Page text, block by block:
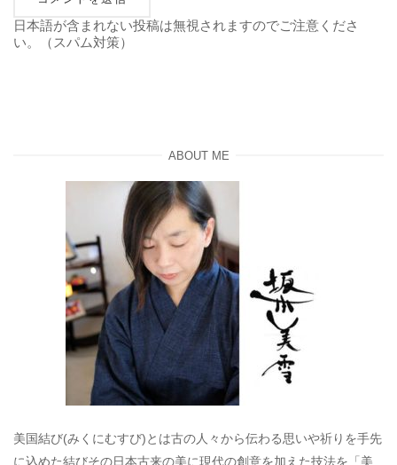
日本語が含まれない投稿は無視されますのでご注意くださ
い。（スパム対策）
ABOUT ME
美国結び(みくにむすび)とは古の人々から伝わる思いや祈りを手先
に込めた結びその日本古来の美に現代の創意を加えた技法を「美